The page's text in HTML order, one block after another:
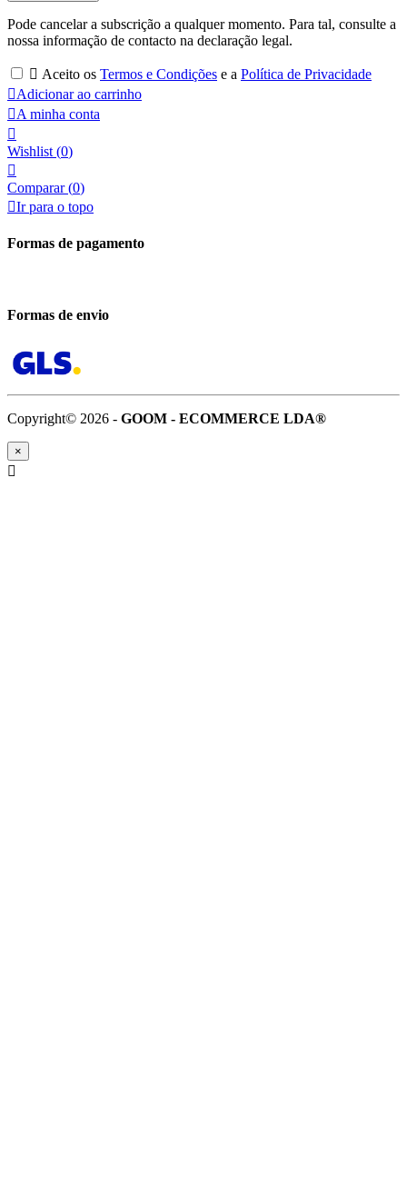
Pode cancelar a subscrição a qualquer momento. Para tal, consulte a
nossa informação de contacto na declaração legal.
 Aceito os Termos e Condições e a Política de Privacidade
Adicionar ao carrinho
A minha conta

Wishlist (0)

Comparar (0)
Ir para o topo
Formas de pagamento
Formas de envio
Copyright© 2026 - GOOM - ECOMMERCE LDA®
×
